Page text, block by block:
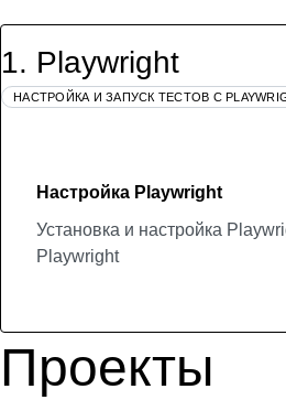
1. Playwright
НАСТРОЙКА И ЗАПУСК ТЕСТОВ С
Настройка Playwright
Установка и настройка
Playwright
Проекты